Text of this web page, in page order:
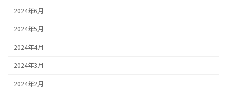
2024年6月
2024年5月
2024年4月
2024年3月
2024年2月